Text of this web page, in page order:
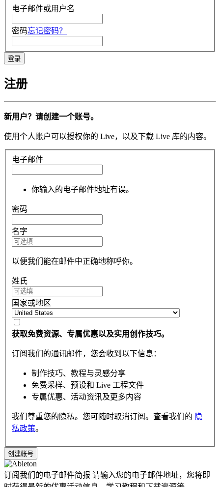
电子邮件或用户名
密码忘记密码？
注册
新用户？请创建一个账号。
使用个人账户可以授权你的 Live，以及下载 Live 库的内容。
电子邮件
你输入的电子邮件地址有误。
密码
名字
以便我们能在邮件中正确地称呼你。
姓氏
国家或地区
获取免费资源、专属优惠以及实用创作技巧。
订阅我们的通讯邮件，您会收到以下信息：
制作技巧、教程与灵感分享
免费采样、预设和 Live 工程文件
专属优惠、活动资讯及更多内容
我们尊重您的隐私。您可随时取消订阅。查看我们的 隐
私政策。
订阅我们的电子邮件简报 请输入您的电子邮件地址，您将即